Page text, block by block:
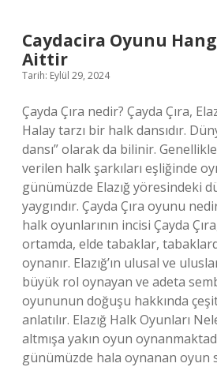
Caydacira Oyunu
Aittir
Tarih: Eylül 29, 2024
Çayda Çıra nedir? Çayda Çıra,
Halay tarzı bir halk dansıdır.
dansı” olarak da bilinir. Genellikle
verilen halk şarkıları eşliğinde
günümüzde Elazığ yöresindeki
yaygındır. Çayda Çıra oyunu
halk oyunlarının incisi Çayda
ortamda, elde tabaklar,
oynanır. Elazığ’ın ulusal ve
büyük rol oynayan ve adeta
oyununun doğuşu hakkında
anlatılır. Elazığ Halk Oyunları
altmışa yakın oyun
günümüzde hala oynanan oyun